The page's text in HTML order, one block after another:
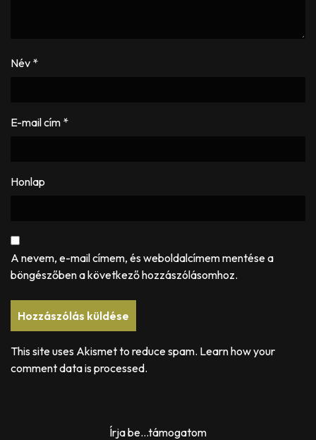
Név *
E-mail cím *
Honlap
A nevem, e-mail címem, és weboldalcímem mentése a
böngészőben a következő hozzászólásomhoz.
This site uses Akismet to reduce spam. Learn how your
comment data is processed.
Írja be...támogatom